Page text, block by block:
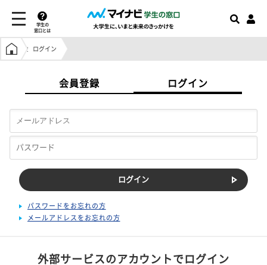
学生の
窓口とは
学生の窓口トップ
ログイン
会員登録 ログイン
パスワードをお忘れの方
メールアドレスをお忘れの方
外部サービスのアカウントでログイン